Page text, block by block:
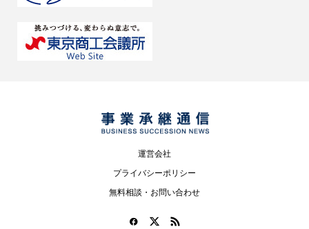
運営会社
プライバシーポリシー
無料相談・お問い合わせ